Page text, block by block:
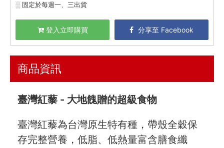
祥記&梅這回事
永豐餘 蔬果/零食/乾貨
俵屋玄兵衛
羅東鎮農會
油鹽醬醋
餐廚好朋友
生活美學
🇯🇵 日本專區
░ 固定於每週一、三出貨
登入立即購買 分享至 Facebook
商品資訊
臺灣紅藜 - 大地餽贈的超級食物
臺灣紅藜為台灣原生特有種，帶殼全穀保
存完整營養，低脂、低熱量富含膳食纖